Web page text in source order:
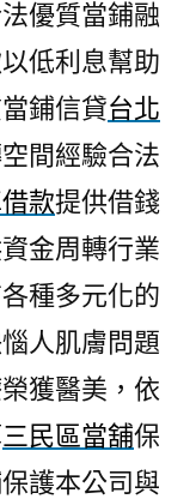
優質當鋪融
低利息幫助
鋪信貸台北
間經驗合法
款提供借錢
金周轉行業
種多元化的
人肌膚問題
獲醫美，依
三民區當舖保
護本公司與